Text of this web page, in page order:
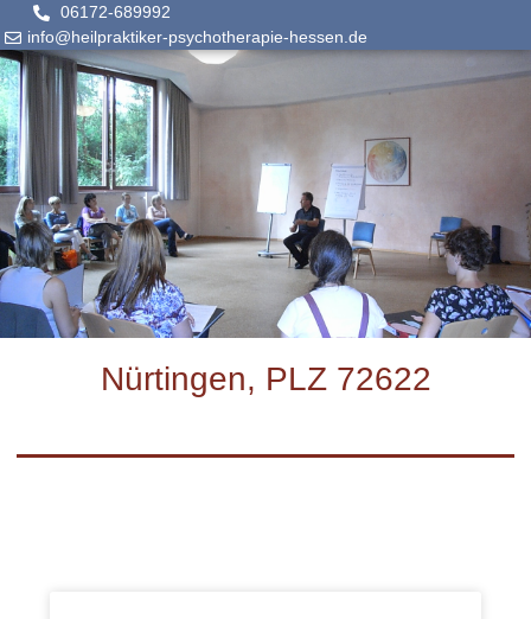
06172-689992
info@heilpraktiker-psychotherapie-hessen.de
Nürtingen, PLZ 72622